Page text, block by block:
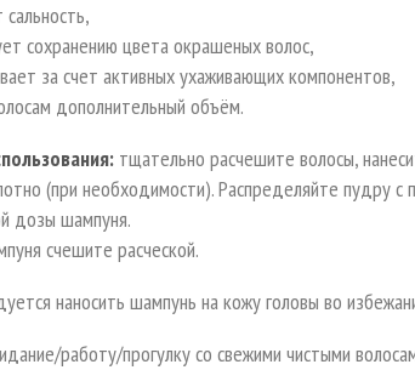
сохранению цвета окрашеных волос,
за счет активных ухаживающих компонентов,
дополнительный объём.
тщательно расчешите волосы,
(при необходимости). Распределяйте пудру
дозы шампуня.
счешите расческой.
наносить шампунь на кожу головы во
работу/прогулку со свежими чистыми